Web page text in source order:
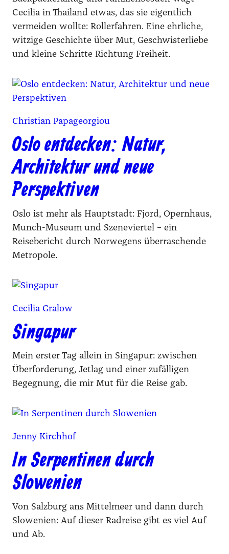
Cecilia in Thailand etwas, das sie eigentlich
vermeiden wollte: Rollerfahren. Eine ehrliche,
witzige Geschichte über Mut, Geschwisterliebe
und kleine Schritte Richtung Freiheit.
Christian Papageorgiou
Oslo entdecken: Natur,
Architektur und neue
Perspektiven
Oslo ist mehr als Hauptstadt: Fjord, Opernhaus,
Munch-Museum und Szeneviertel – ein
Reisebericht durch Norwegens überraschende
Metropole.
Cecilia Gralow
Singapur
Mein erster Tag allein in Singapur: zwischen
Überforderung, Jetlag und einer zufälligen
Begegnung, die mir Mut für die Reise gab.
Jenny Kirchhof
In Serpentinen durch
Slowenien
Von Salzburg ans Mittelmeer und dann durch
Slowenien: Auf dieser Radreise gibt es viel Auf
und Ab.